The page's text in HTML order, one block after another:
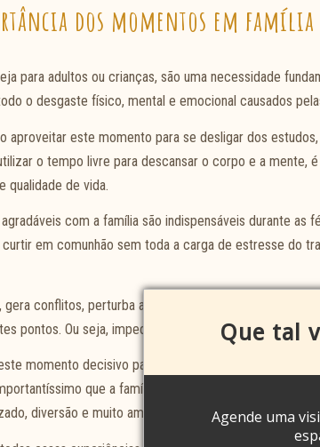
Que tal
Agende uma
dos momentos em família
para adultos ou crianças, são uma necessidade
o desgaste físico, mental e emocional causados
aproveitar este momento para se desligar dos
o tempo livre para descansar o corpo e a mente,
qualidade de vida.
com a família são indispensáveis durante as
em comunhão sem toda a carga de estresse do
gera conflitos, perturba a paz e causa um estresse
pontos. Ou seja, impede que os momentos de união
momento decisivo para recarregar as energias,
que a família se una e tenha experiências
diversão e muito amor.